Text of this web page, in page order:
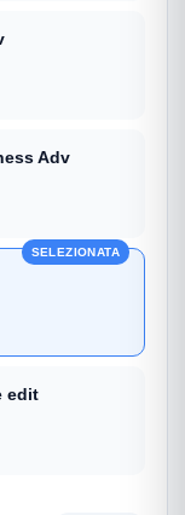
Adv
SELEZIONATA
edit